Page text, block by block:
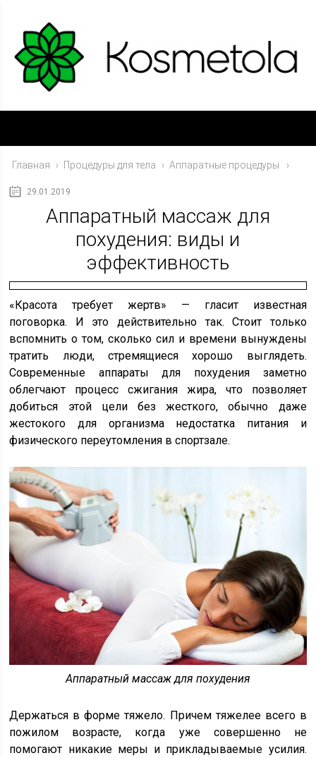
Главная › Процедуры для тела › Аппаратные процедуры
29.01.2019
Аппаратный массаж для
похудения: виды и
эффективность
«Красота требует жертв» — гласит известная
поговорка. И это действительно так. Стоит только
вспомнить о том, сколько сил и времени вынуждены
тратить люди, стремящиеся хорошо выглядеть.
Современные аппараты для похудения заметно
облегчают процесс сжигания жира, что позволяет
добиться этой цели без жесткого, обычно даже
жестокого для организма недостатка питания и
физического переутомления в спортзале.
Аппаратный массаж для похудения
Держаться в форме тяжело. Причем тяжелее всего в
пожилом возрасте, когда уже совершенно не
помогают никакие меры и прикладываемые усилия.